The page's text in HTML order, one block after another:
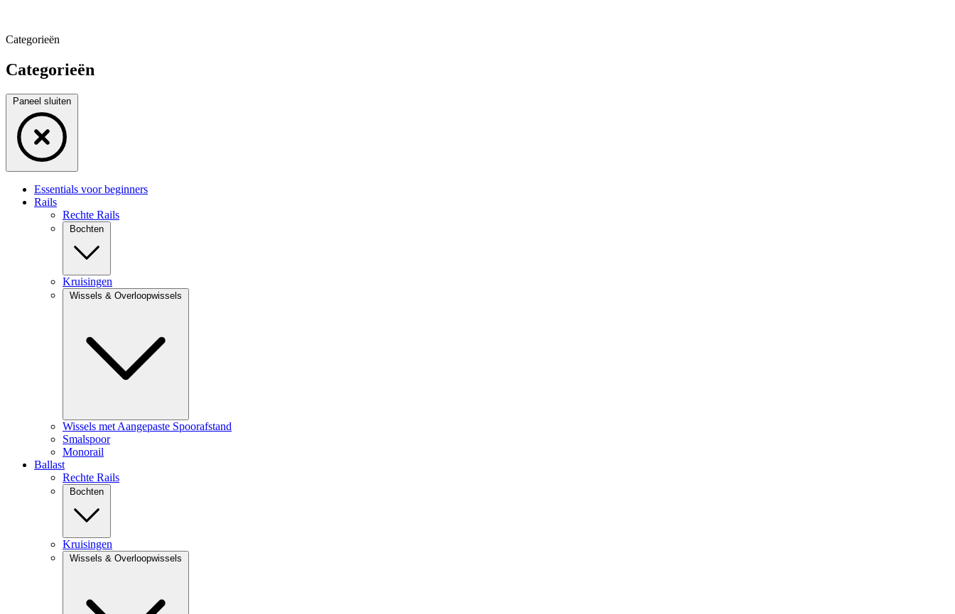
Categorieën
Categorieën
Paneel sluiten
Essentials voor beginners
Rails
Rechte Rails
Bochten
Kruisingen
Wissels & Overloopwissels
Wissels met Aangepaste Spoorafstand
Smalspoor
Monorail
Ballast
Rechte Rails
Bochten
Kruisingen
Wissels & Overloopwissels